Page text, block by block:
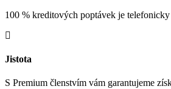
100 % kreditových poptávek je telefonicky
Jistota
S Premium členstvím vám garantujeme